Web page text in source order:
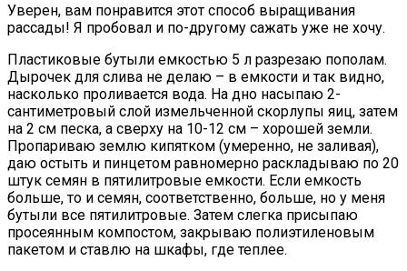
Уверен, вам понравится этот способ выращивания
рассады! Я пробовал и по-другому сажать уже не хочу.
Пластиковые бутыли емкостью 5 л разрезаю пополам.
Дырочек для слива не делаю – в емкости и так видно,
насколько проливается вода. На дно насыпаю 2-
сантиметровый слой измельченной скорлупы яиц, затем
на 2 см песка, а сверху на 10-12 см – хорошей земли.
Пропариваю землю кипятком (умеренно, не заливая),
даю остыть и пинцетом равномерно раскладываю по 20
штук семян в пятилитровые емкости. Если емкость
больше, то и семян, соответственно, больше, но у меня
бутыли все пятилитровые. Затем слегка присыпаю
просеянным компостом, закрываю полиэтиленовым
пакетом и ставлю на шкафы, где теплее.